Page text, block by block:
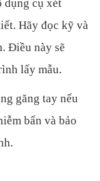
dụng cụ xét
Hãy đọc kỹ và
Điều này sẽ
lấy mẫu.
găng tay nếu
bẩn và bảo